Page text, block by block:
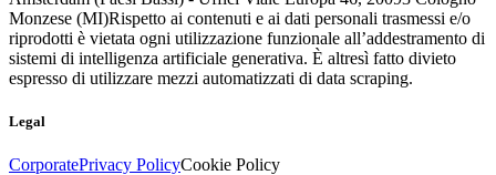
Monzese (MI)Rispetto ai contenuti e ai dati personali trasmessi e/o
riprodotti è vietata ogni utilizzazione funzionale all’addestramento di
sistemi di intelligenza artificiale generativa. È altresì fatto divieto
espresso di utilizzare mezzi automatizzati di data scraping.
Legal
CorporatePrivacy PolicyCookie Policy